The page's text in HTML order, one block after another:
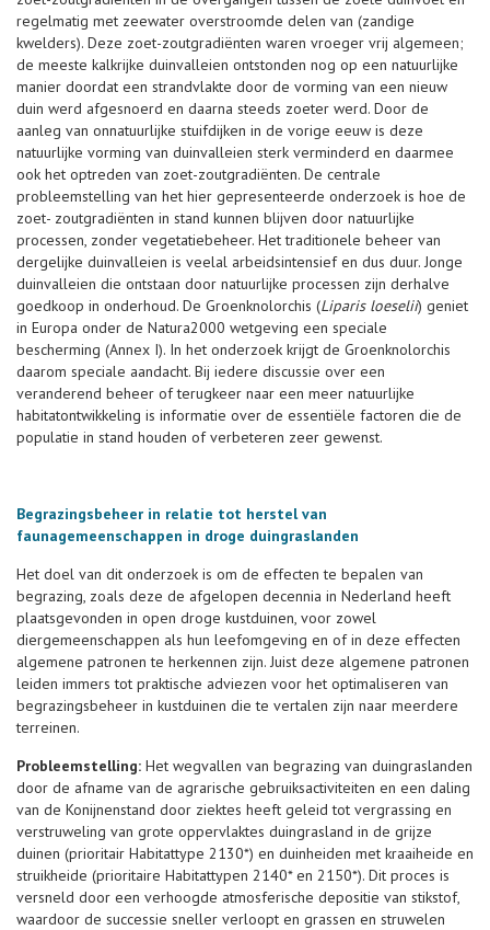
regelmatig met zeewater overstroomde delen van (zandige
kwelders). Deze zoet-zoutgradiënten waren vroeger vrij algemeen;
de meeste kalkrijke duinvalleien ontstonden nog op een natuurlijke
manier doordat een strandvlakte door de vorming van een nieuw
duin werd afgesnoerd en daarna steeds zoeter werd. Door de
aanleg van onnatuurlijke stuifdijken in de vorige eeuw is deze
natuurlijke vorming van duinvalleien sterk verminderd en daarmee
ook het optreden van zoet-zoutgradiënten. De centrale
probleemstelling van het hier gepresenteerde onderzoek is hoe de
zoet- zoutgradiënten in stand kunnen blijven door natuurlijke
processen, zonder vegetatiebeheer. Het traditionele beheer van
dergelijke duinvalleien is veelal arbeidsintensief en dus duur. Jonge
duinvalleien die ontstaan door natuurlijke processen zijn derhalve
goedkoop in onderhoud. De Groenknolorchis (Liparis loeselii) geniet
in Europa onder de Natura2000 wetgeving een speciale
bescherming (Annex I). In het onderzoek krijgt de Groenknolorchis
daarom speciale aandacht. Bij iedere discussie over een
veranderend beheer of terugkeer naar een meer natuurlijke
habitatontwikkeling is informatie over de essentiële factoren die de
populatie in stand houden of verbeteren zeer gewenst.
Begrazingsbeheer in relatie tot herstel van
faunagemeenschappen in droge duingraslanden
Het doel van dit onderzoek is om de effecten te bepalen van
begrazing, zoals deze de afgelopen decennia in Nederland heeft
plaatsgevonden in open droge kustduinen, voor zowel
diergemeenschappen als hun leefomgeving en of in deze effecten
algemene patronen te herkennen zijn. Juist deze algemene patronen
leiden immers tot praktische adviezen voor het optimaliseren van
begrazingsbeheer in kustduinen die te vertalen zijn naar meerdere
terreinen.
Probleemstelling: Het wegvallen van begrazing van duingraslanden
door de afname van de agrarische gebruiksactiviteiten en een daling
van de Konijnenstand door ziektes heeft geleid tot vergrassing en
verstruweling van grote oppervlaktes duingrasland in de grijze
duinen (prioritair Habitattype 2130*) en duinheiden met kraaiheide en
struikheide (prioritaire Habitattypen 2140* en 2150*). Dit proces is
versneld door een verhoogde atmosferische depositie van stikstof,
waardoor de successie sneller verloopt en grassen en struwelen